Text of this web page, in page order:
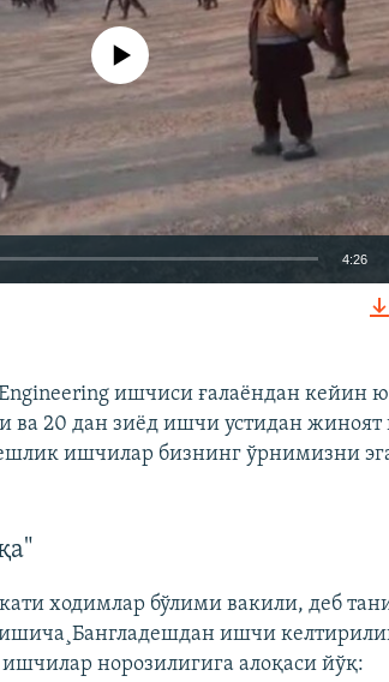
240p 360p 480p
медиа-манба мавжуд эмас
4:26
ишчиси ғалаëндан кейин
ва 20 дан зиëд ишчи устидан
ишчилар бизнинг ўрнимизни
ходимлар бўлими вакили, деб
ишчи
норозилигига алоқаси йўқ: